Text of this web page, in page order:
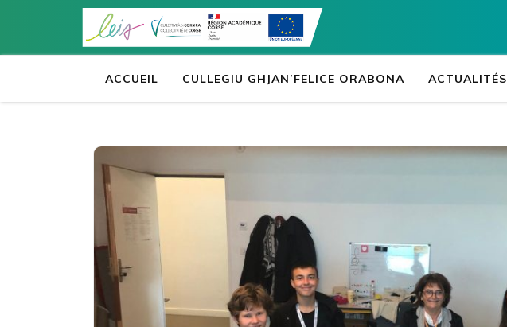
contenu
Entrée)
ACCUEIL CULLEGIU GHJAN’FELICE ORABONA ACTUALITÉS